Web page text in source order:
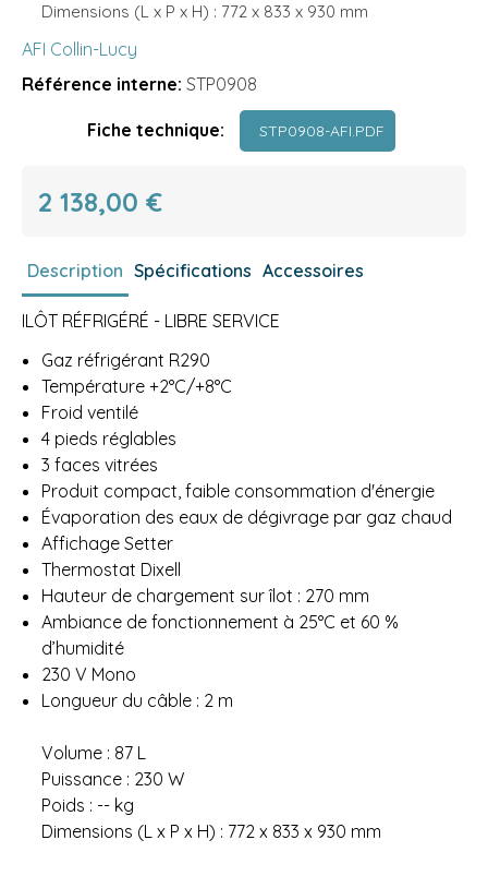
Dimensions (L x P x H) : 772 x 833 x 930 mm
AFI Collin-Lucy
Référence interne: STP0908
Fiche technique: STP0908-AFI.PDF
2 138,00 €
Description Spécifications Accessoires
ILÔT RÉFRIGÉRÉ - LIBRE SERVICE
Gaz réfrigérant R290
Température +2°C/+8°C
Froid ventilé
4 pieds réglables
3 faces vitrées
Produit compact, faible consommation d'énergie
Évaporation des eaux de dégivrage par gaz chaud
Affichage Setter
Thermostat Dixell
Hauteur de chargement sur îlot : 270 mm
Ambiance de fonctionnement à 25°C et 60 %
d’humidité
230 V Mono
Longueur du câble : 2 m
Volume : 87 L
Puissance : 230 W
Poids : -- kg
Dimensions (L x P x H) : 772 x 833 x 930 mm